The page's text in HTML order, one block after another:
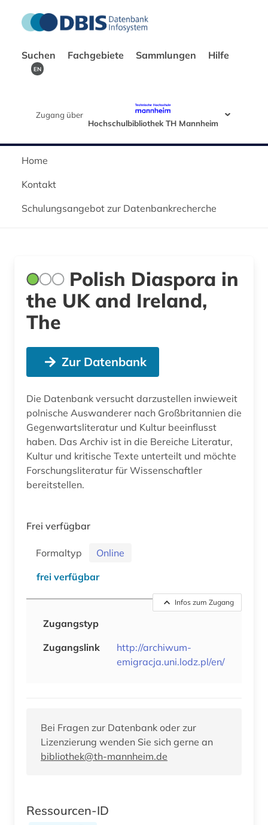
Suchen Fachgebiete Sammlungen Hilfe
EN
Zugang über
Hochschulbibliothek TH Mannheim
Home
Kontakt
Schulungsangebot zur Datenbankrecherche
Polish Diaspora in
the UK and Ireland,
The
Zur Datenbank
Die Datenbank versucht darzustellen inwieweit
polnische Auswanderer nach Großbritannien die
Gegenwartsliteratur und Kultur beeinflusst
haben. Das Archiv ist in die Bereiche Literatur,
Kultur und kritische Texte unterteilt und möchte
Forschungsliteratur für Wissenschaftler
bereitstellen.
Frei verfügbar
Formaltyp
Online
frei verfügbar
Infos zum Zugang
Zugangstyp
Zugangslink
http://archiwum-
emigracja.uni.lodz.pl/en/
Bei Fragen zur Datenbank oder zur
Lizenzierung wenden Sie sich gerne an
bibliothek@th-mannheim.de
Ressourcen-ID